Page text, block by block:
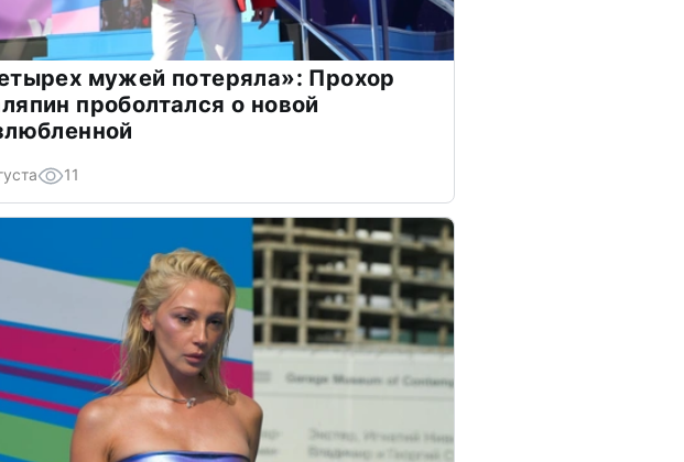
мужей потеряла»: Прохор
проболтался о новой
11